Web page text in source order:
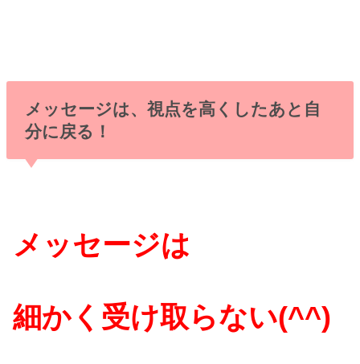
メッセージは、視点を高くしたあと自
分に戻る！
メッセージは
細かく受け取らない(^^)